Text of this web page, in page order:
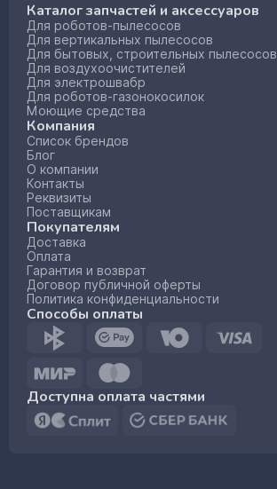
Каталог запчастей и аксессуаров
Для роботов-пылесосов
Для вертикальных пылесосов
Для бытовых, строительных пылесосов
Для воздухоочистителей
Для электрошвабр
Для роботов-газонокосилок
Моющие средства
Компания
Список брендов
Блог
О компании
Контакты
Реквизиты
Поставщикам
Покупателям
Доставка
Оплата
Гарантия и возврат
Договор публичной оферты
Политика конфиденциальности
Способы оплаты
Доступна оплата частями